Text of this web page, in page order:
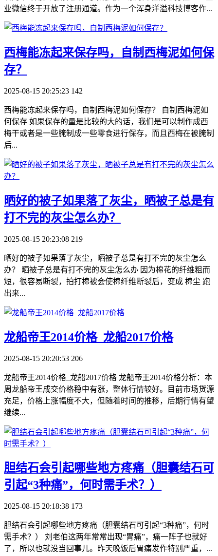
业微信终于开放了注册通道。作为一个浑身洋溢科技博客作...
​西梅能冻起来保存吗，自制西梅泥如何保
存？
2025-08-15 20:25:23 142
西梅能冻起来保存吗，自制西梅泥如何保存？ 自制西梅泥如
何保存 如果保存的量是比较的大的话，我们是可以制作成西
梅干或者是一些腌制成一些零食进行保存，而且西梅在被腌制
后...
​晒好的被子如果落了灰尘，晒被子总是有
打不完的灰尘怎么办？
2025-08-15 20:23:08 219
晒好的被子如果落了灰尘，晒被子总是有打不完的灰尘怎么
办？ 晒被子总是有打不完的灰尘怎么办 因为棉花的纤维粗而
短，很容易断裂，拍打棉被会使棉纤维断裂后，变成 棉尘 跑
出来...
​龙船帝王2014价格_龙船2017价格
2025-08-15 20:20:53 206
龙船帝王2014价格_龙船2017价格 龙船帝王2014价格分析：本
周龙船帝王成交价格稳中有涨，整体行情较好。目前市场货源
充足，价格上涨幅度不大，但随着时间的推移，后期行情有望
继续...
​胆结石会引起哪些地方疼痛（胆囊结石可
引起“3种痛”，何时需手术？）
2025-08-15 20:18:38 173
胆结石会引起哪些地方疼痛（胆囊结石可引起“3种痛”，何时
需手术？） 刘老伯这两年常常出现“胃痛”，痛一阵子也就好
了，所以也就没当回事儿。昨天晚饭后胃痛发作特别严重，...